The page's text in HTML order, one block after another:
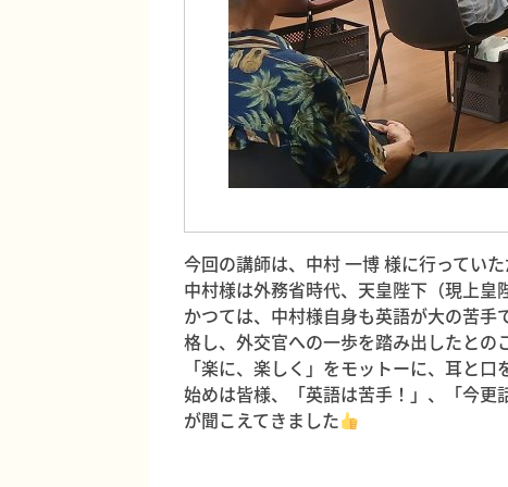
今回の講師は、中村 一博 様に行っていた
中村様は外務省時代、天皇陛下（現上皇
かつては、中村様自身も英語が大の苦
格し、外交官への一歩を踏み出したとの
「楽に、楽しく」をモットーに、耳と
始めは皆様、「英語は苦手！」、「今
が聞こえてきました